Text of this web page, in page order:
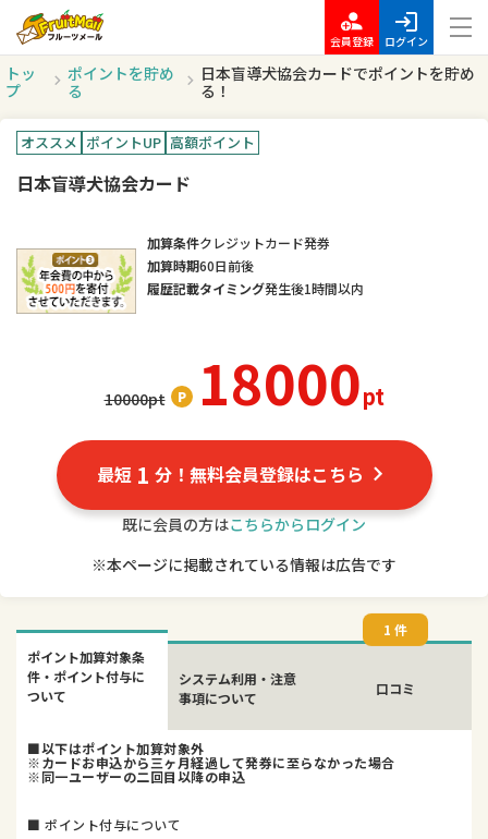
会員登録 ログイン
トッ
プ
ポイントを貯め
る
日本盲導犬協会カードでポイントを貯め
る！
オススメ ポイントUP 高額ポイント
日本盲導犬協会カード
10000pt 18000pt
加算条件クレジットカード発券
加算時期60日前後
履歴記載タイミング発生後1時間以内
最短 1 分！無料会員登録はこちら
既に会員の方はこちらからログイン
※本ページに掲載されている情報は広告です
ポイント加算対象条
件・ポイント付与に
ついて
システム利用・注意
事項について
口コミ
1 件
■以下はポイント加算対象外
※カードお申込から三ヶ月経過して発券に至らなかった場合
※同一ユーザーの二回目以降の申込
■ ポイント付与について